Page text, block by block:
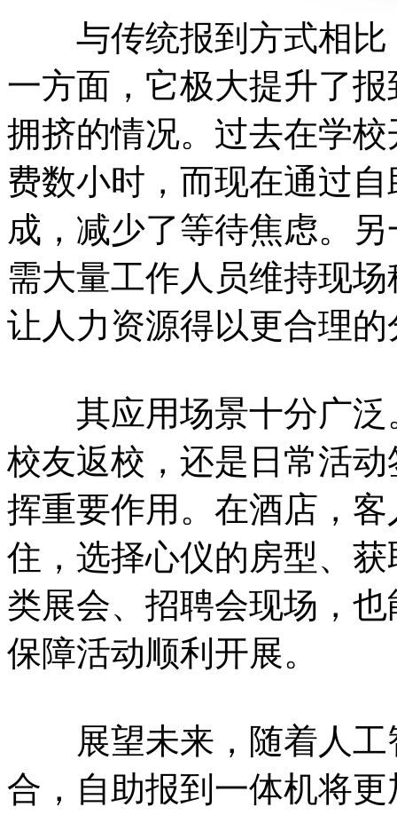
与传统报到方式相比
一方面，它极大提升了
拥挤的情况。过去在学
费数小时，而现在通过
成，减少了等待焦虑。
需大量工作人员维持现
让人力资源得以更合理的
其应用场景十分广泛
校友返校，还是日常活
挥重要作用。在酒店，
住，选择心仪的房型、
类展会、招聘会现场，
保障活动顺利开展。
展望未来，随着人工
合，自助报到一体机将